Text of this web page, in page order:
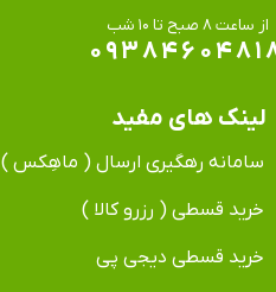
​​​​​​​از ساعت ۸ صبح تا ۱۰ شب
لینک های مفید
سامانه رهگیری ارسال ( ماهِکس )
خرید قسطی ( رزرو کالا )
خرید قسطی دیجی پی